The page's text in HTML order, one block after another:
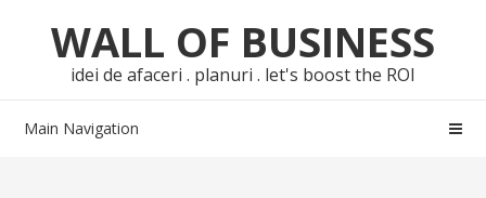
navigation
content
WALL OF BUSINESS
idei de afaceri . planuri . let's boost the ROI
Main Navigation